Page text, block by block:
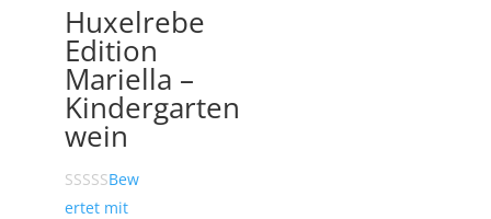
Huxelrebe
Edition
Mariella –
Kindergarten
wein
Bew
ertet mit